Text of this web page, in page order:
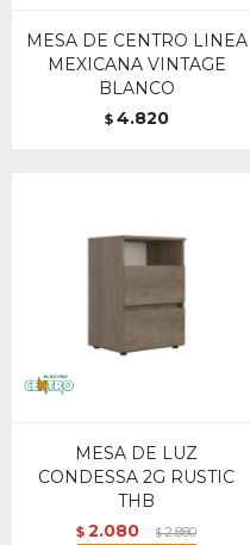
MESA DE CENTRO LINEA
MEXICANA VINTAGE
BLANCO
$ 4.820
MESA DE LUZ
CONDESSA 2G RUSTIC
THB
$ 2.080 $2.880